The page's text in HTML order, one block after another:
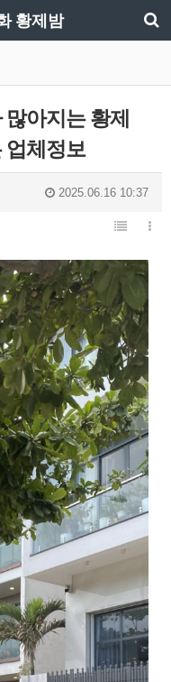
황제밤
아지는 황제
업체정보
2025.06.16 10:37